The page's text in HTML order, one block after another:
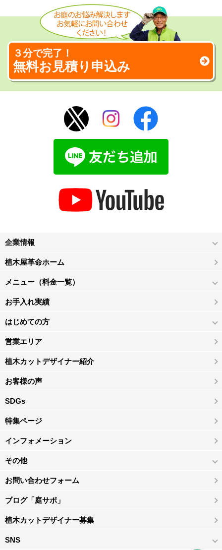
３分で完了！
無料お見積り申込み
企業情報
植木屋革命ホーム
メニュー（料金一覧）
お手入れ実績
はじめての方
営業エリア
植木カットデザイナー紹介
お客様の声
SDGs
特集ページ
インフォメーション
その他
お問い合わせフォーム
ブログ「庭サポ」
植木カットデザイナー募集
SNS